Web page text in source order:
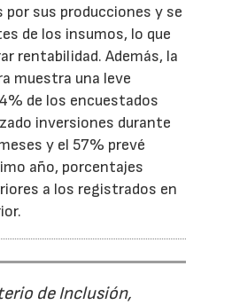
por sus producciones y se
de los insumos, lo que
rentabilidad. Además, la
muestra una leve
de los encuestados
inversiones durante
y el 57% prevé
año, porcentajes
a los registrados en
de Inclusión,